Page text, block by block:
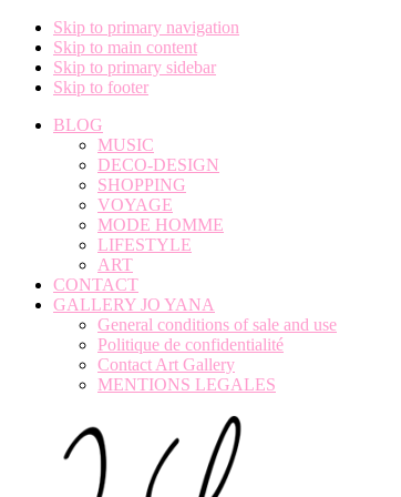
Skip to primary navigation
Skip to main content
Skip to primary sidebar
Skip to footer
BLOG
MUSIC
DECO-DESIGN
SHOPPING
VOYAGE
MODE HOMME
LIFESTYLE
ART
CONTACT
GALLERY JO YANA
General conditions of sale and use
Politique de confidentialité
Contact Art Gallery
MENTIONS LEGALES